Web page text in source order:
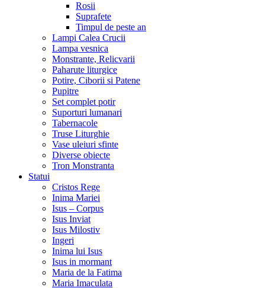
Rosii
Suprafete
Timpul de peste an
Lampi Calea Crucii
Lampa vesnica
Monstrante, Relicvarii
Paharute liturgice
Potire, Ciborii si Patene
Pupitre
Set complet potir
Suporturi lumanari
Tabernacole
Truse Liturghie
Vase uleiuri sfinte
Diverse obiecte
Tron Monstranta
Statui
Cristos Rege
Inima Mariei
Isus – Corpus
Isus Inviat
Isus Milostiv
Ingeri
Inima lui Isus
Isus in mormant
Maria de la Fatima
Maria Imaculata